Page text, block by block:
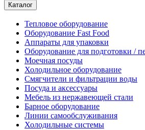
Каталог
Тепловое оборудование
Оборудование Fast Food
Аппараты для упаковки
Оборудование для подготовки /
Моечная посуды
Холодильное оборудование
Смягчители и фильтрации воды
Посуда и аксессуары
Мебель из нержавеющей стали
Барное оборудование
Линии самообслуживания
Холодильные системы